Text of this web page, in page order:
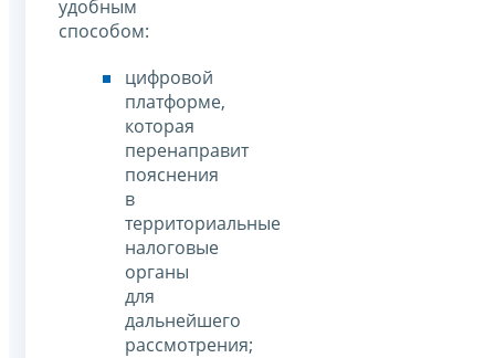
удобным
способом:
цифровой
платформе,
которая
перенаправит
пояснения
в
территориальные
налоговые
органы
для
дальнейшего
рассмотрения;